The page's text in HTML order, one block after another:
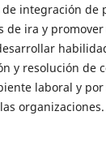
integración de
de ira y
y resolución de
laboral y
organizaciones.